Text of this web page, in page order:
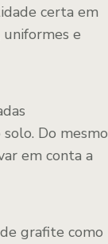
certa em
e
Do mesmo
em conta a
grafite como